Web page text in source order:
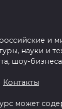
и
науки и
шоу-
Контакты
может